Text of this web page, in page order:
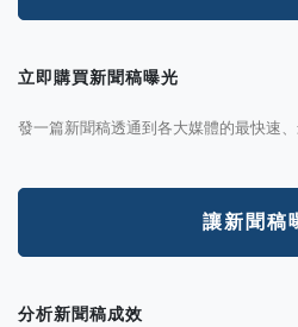
立即購買新聞稿曝光
發一篇新聞稿透通到各大媒體的最快速、
讓新聞稿
分析新聞稿成效